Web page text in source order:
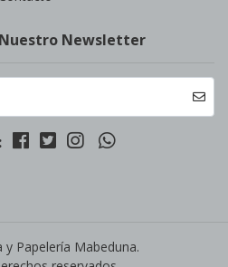
Newsletter
Papelería Mabeduna.